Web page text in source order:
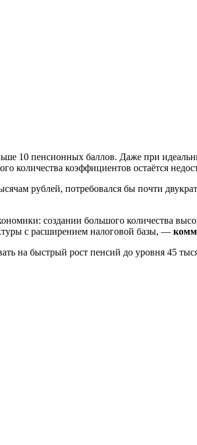
10 пенсионных баллов. Даже при
количества коэффициентов остаётся
рублей, потребовался бы почти
создании большого количества
с расширением налоговой базы, —
на быстрый рост пенсий до уровня 45